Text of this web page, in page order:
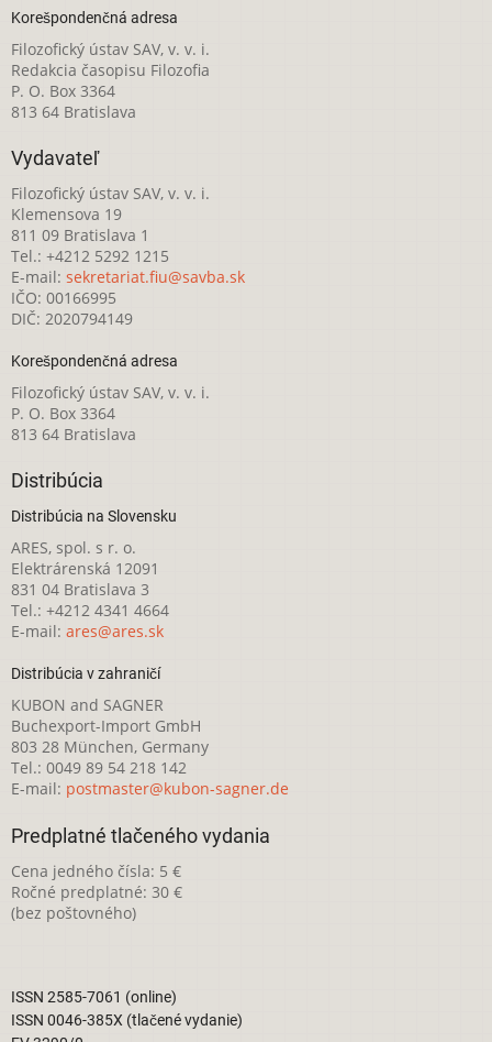
Korešpondenčná adresa
Filozofický ústav SAV, v. v. i.
Redakcia časopisu Filozofia
P. O. Box 3364
813 64 Bratislava
Vydavateľ
Filozofický ústav SAV, v. v. i.
Klemensova 19
811 09 Bratislava 1
Tel.: +4212 5292 1215
E-mail: sekretariat.fiu@savba.sk
IČO: 00166995
DIČ: 2020794149
Korešpondenčná adresa
Filozofický ústav SAV, v. v. i.
P. O. Box 3364
813 64 Bratislava
Distribúcia
Distribúcia na Slovensku
ARES, spol. s r. o.
Elektrárenská 12091
831 04 Bratislava 3
Tel.: +4212 4341 4664
E-mail: ares@ares.sk
Distribúcia v zahraničí
KUBON and SAGNER
Buchexport-Import GmbH
803 28 München, Germany
Tel.: 0049 89 54 218 142
E-mail: postmaster@kubon-sagner.de
Predplatné tlačeného vydania
Cena jedného čísla: 5 €
Ročné predplatné: 30 €
(bez poštovného)
ISSN 2585-7061 (online)
ISSN 0046-385X (tlačené vydanie)